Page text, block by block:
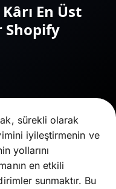
En Üst
Shopify
sürekli olarak
iyileştirmenin ve
yollarını
en etkili
sunmaktır. Bu